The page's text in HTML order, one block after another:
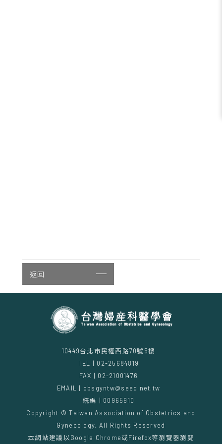
返回
10449台北市民權西路70號5樓
TEL | 02-25684819
FAX | 02-21001476
EMAIL | obsgyntw@seed.net.tw
統編 | 00965910
Copyright © Taiwan Association of Obstetrics and
Gynecology. All Rights Reserved
本網站建議以Google Chrome或Firefox等瀏覽器瀏覽